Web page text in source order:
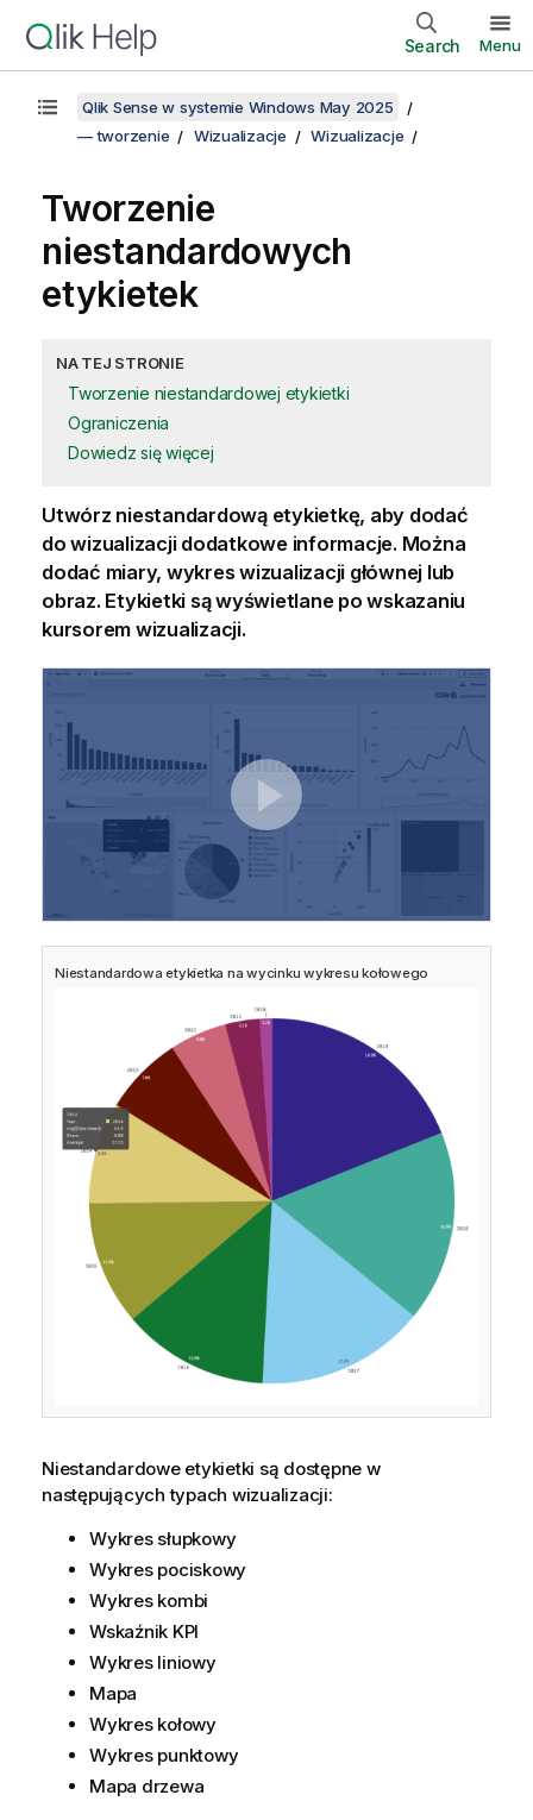
Search Menu
Qlik Sense w systemie Windows May 2025
— tworzenie
Wizualizacje Wizualizacje
Tworzenie
niestandardowych
etykietek
NA TEJ STRONIE
Tworzenie niestandardowej etykietki
Ograniczenia
Dowiedz się więcej
Utwórz niestandardową etykietkę, aby dodać
do wizualizacji dodatkowe informacje. Można
dodać miary, wykres wizualizacji głównej lub
obraz. Etykietki są wyświetlane po wskazaniu
kursorem wizualizacji.
Niestandardowa etykietka na wycinku wykresu kołowego
Niestandardowe etykietki są dostępne w
następujących typach wizualizacji:
Wykres słupkowy
Wykres pociskowy
Wykres kombi
Wskaźnik KPI
Wykres liniowy
Mapa
Wykres kołowy
Wykres punktowy
Mapa drzewa